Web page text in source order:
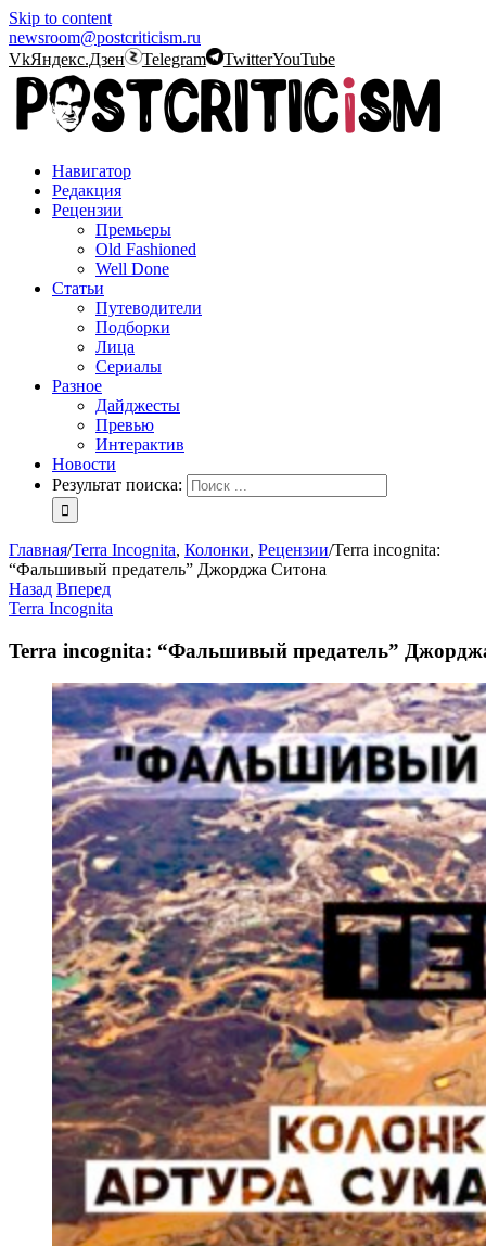
Skip to content
newsroom@postcriticism.ru
VkЯндекс.Дзен Telegram TwitterYouTube
Навигатор
Редакция
Рецензии
Премьеры
Old Fashioned
Well Done
Статьи
Путеводители
Подборки
Лица
Сериалы
Разное
Дайджесты
Превью
Интерактив
Новости
Результат поиска:
Главная/Terra Incognita, Колонки, Рецензии/Terra incognita:
“Фальшивый предатель” Джорджа Ситона
Назад Вперед
Terra Incognita
Terra incognita: “Фальшивый предатель”